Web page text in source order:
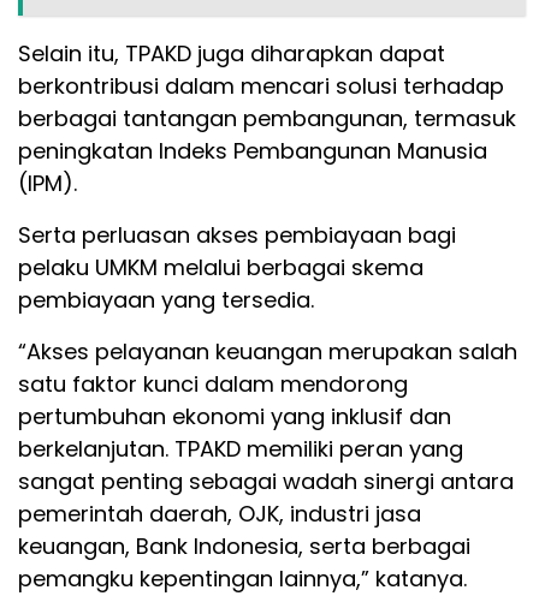
Selain itu, TPAKD juga diharapkan dapat
berkontribusi dalam mencari solusi terhadap
berbagai tantangan pembangunan, termasuk
peningkatan Indeks Pembangunan Manusia
(IPM).
Serta perluasan akses pembiayaan bagi
pelaku UMKM melalui berbagai skema
pembiayaan yang tersedia.
“Akses pelayanan keuangan merupakan salah
satu faktor kunci dalam mendorong
pertumbuhan ekonomi yang inklusif dan
berkelanjutan. TPAKD memiliki peran yang
sangat penting sebagai wadah sinergi antara
pemerintah daerah, OJK, industri jasa
keuangan, Bank Indonesia, serta berbagai
pemangku kepentingan lainnya,” katanya.